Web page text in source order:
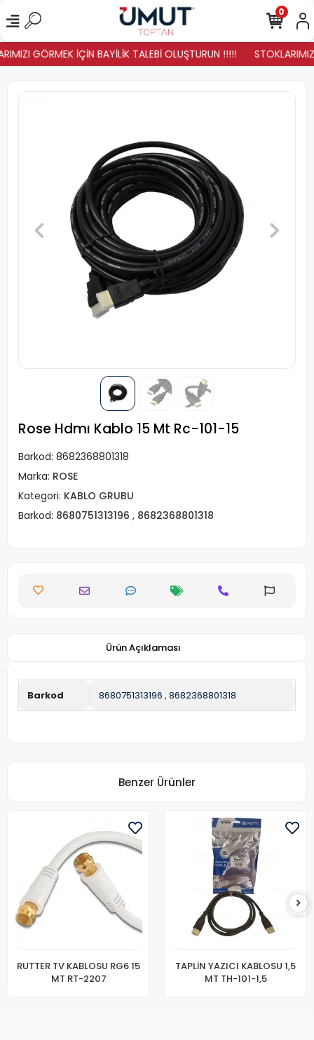
GÖRMEK İÇİN BAYİLİK TALEBİ OLUŞTURUN !!!!!
0
Rose Hdmı Kablo 15 Mt Rc-101-15
Barkod: 8682368801318
Marka: ROSE
Kategori: KABLO GRUBU
Barkod: 8680751313196 , 8682368801318
Ürün Açıklaması
Barkod 8680751313196 , 8682368801318
Benzer Ürünler
RUTTER TV KABLOSU RG6 15
MT RT-2207
TAPLİN YAZICI KABLOSU 1,5
MT TH-101-1,5